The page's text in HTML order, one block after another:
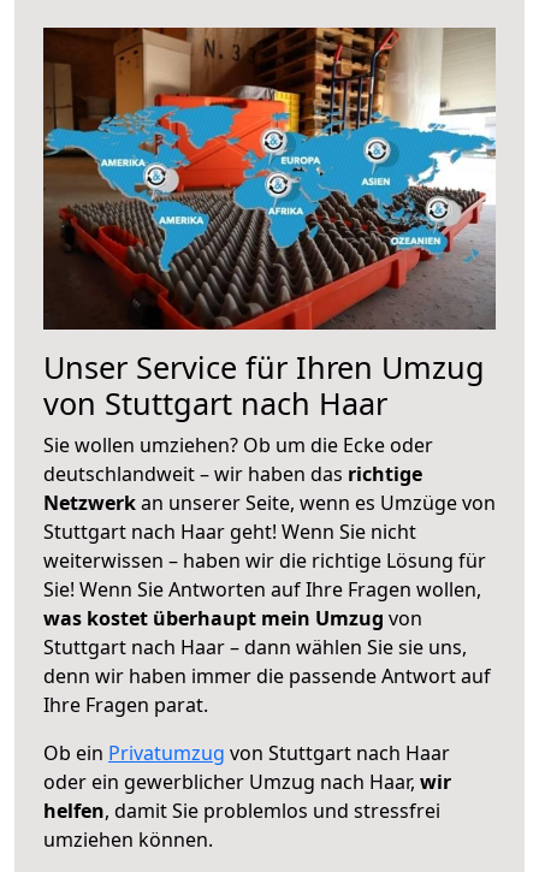
Unser Service für Ihren Umzug
von Stuttgart nach Haar
Sie wollen umziehen? Ob um die Ecke oder
deutschlandweit – wir haben das richtige
Netzwerkan unserer Seite, wenn es Umzüge von
Stuttgart nach Haar geht! Wenn Sie nicht
weiterwissen – haben wir die richtige Lösung für
Sie! Wenn Sie Antworten auf Ihre Fragen wollen,
was kostet überhaupt mein Umzug von
Stuttgart nach Haar – dann wählen Sie sie uns,
denn wir haben immer die passende Antwort auf
Ihre Fragen parat.
Ob ein Privatumzug von Stuttgart nach Haar
oder ein gewerblicher Umzug nach Haar, wir
helfen, damit Sie problemlos und stressfrei
umziehen können.